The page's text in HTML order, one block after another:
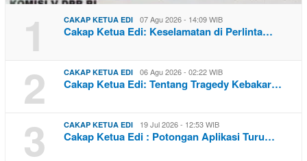
1 CAKAP KETUA EDI 07 Agu 2026 - 14:09 WIB
Cakap Ketua Edi: Keselamatan di Perlinta…
2 CAKAP KETUA EDI 06 Agu 2026 - 02:22 WIB
Cakap Ketua Edi: Tentang Tragedy Kebakar…
3 CAKAP KETUA EDI 19 Jul 2026 - 12:53 WIB
Cakap Ketua Edi : Potongan Aplikasi Turu…